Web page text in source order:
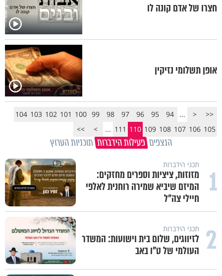
חצרו של אדם קונה לו
אופן תשלומי נזיקין
<<
<
...
94
95
96
97
98
99
100
101
102
103
104
105
106
107
108
109
110
111
...
>
>>
הנצפים פעילות הידברות תוכניות הערוץ
1 תכני הידברות
מזוזות, ציציות וספרים מחזקים:
המיזם שיביא שמירה רוחנית לאלפי
חיילי צה"ל
2 תכני הידברות
לזיווגים, שלום בית וישועות: המשדר
העולמי של ט"ו באב